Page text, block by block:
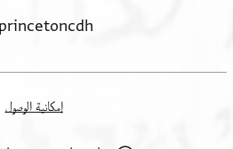
princetoncdh
إمكانية الوصول